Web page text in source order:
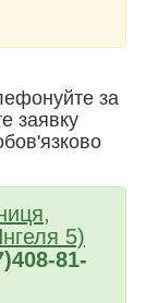
за
заявку
5)
81-